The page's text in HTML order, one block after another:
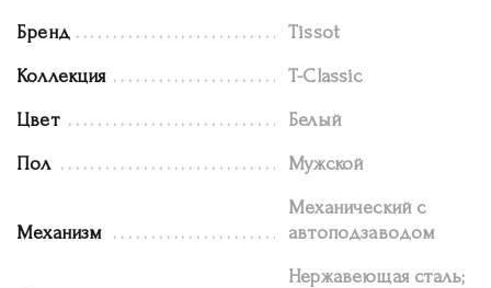
Бренд Tissot
Коллекция T-Classic
Цвет Белый
Пол Мужской
Механизм
Механический с
автоподзаводом
Нержавеющая сталь;